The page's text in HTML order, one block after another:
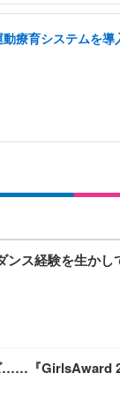
療育システムを
ス経験を生かし
……『GirlsAward